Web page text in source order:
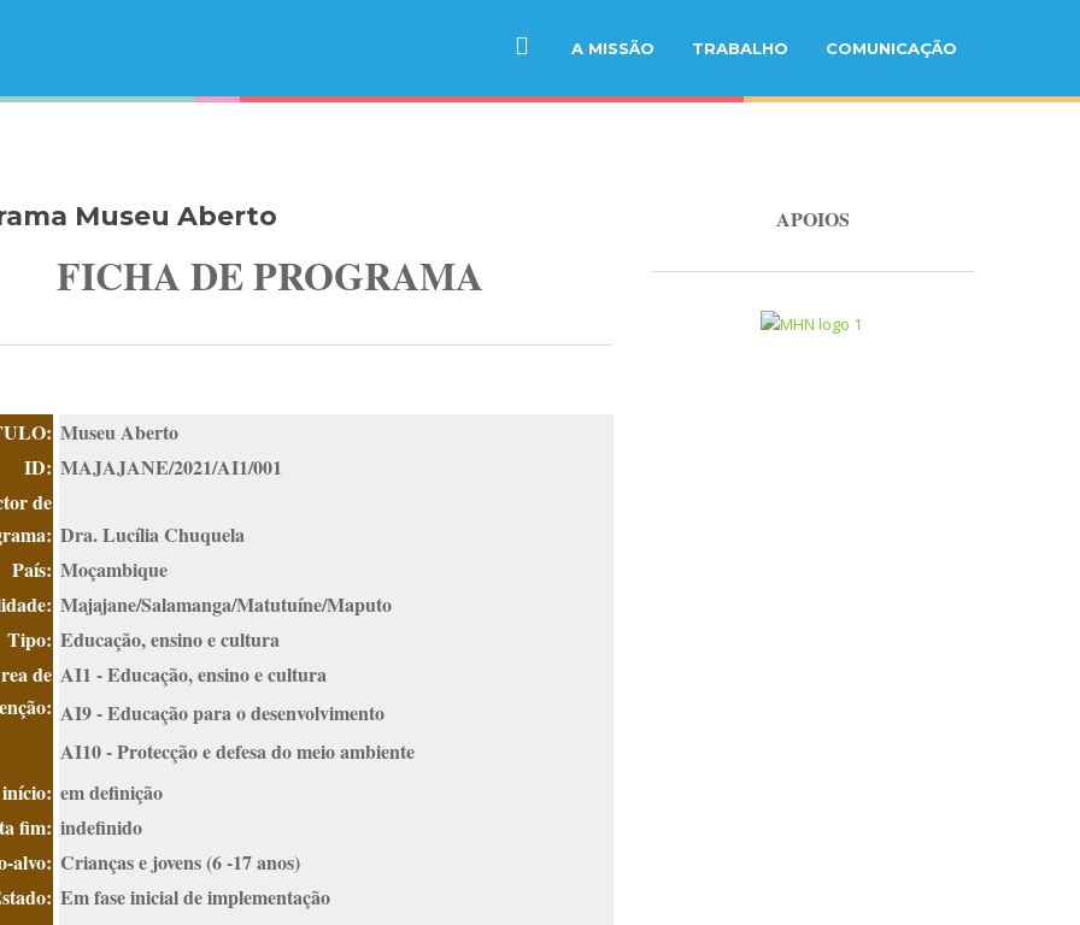
A MISSÃO TRABALHO COMUNICAÇÃO
Museu Aberto
FICHA DE PROGRAMA
Museu Aberto
ID: MAJAJANE/2021/AI1/001
de
Dra. Lucília Chuquela
País: Moçambique
Majajane/Salamanga/Matutuíne/Maputo
Tipo: Educação, ensino e cultura
de AI1 - Educação, ensino e cultura
AI9 - Educação para o desenvolvimento
AI10 - Protecção e defesa do meio ambiente
em definição
fim: indefinido
alvo: Crianças e jovens (6 -17 anos)
Em fase inicial de implementação
APOIOS